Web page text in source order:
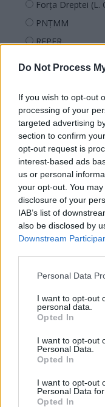
Do Not Process
If you wish to opt-out
processing of your
targeted advertising
section to confirm
opt-out request is
interest-based ads
us or personal
your opt-out. You
disclosure of your
IAB’s list of
also be disclosed by
Downstream
Personal Data
I want to opt-out
personal data.
Opted In
I want to opt-out
Personal Data.
Opted In
I want to opt-out
Personal Data
Opted In
Forța Dreptei (L.
PNȚMM
REPER
POT (Gavrilă)
PACE (Peia)
Acțiunea
PDF (Lazarus)
PUSL (D.
PNȚCD
PNCR (Terheș)
Partidul
FAR (Coarnă)
Altul
Arhiva sondajelor